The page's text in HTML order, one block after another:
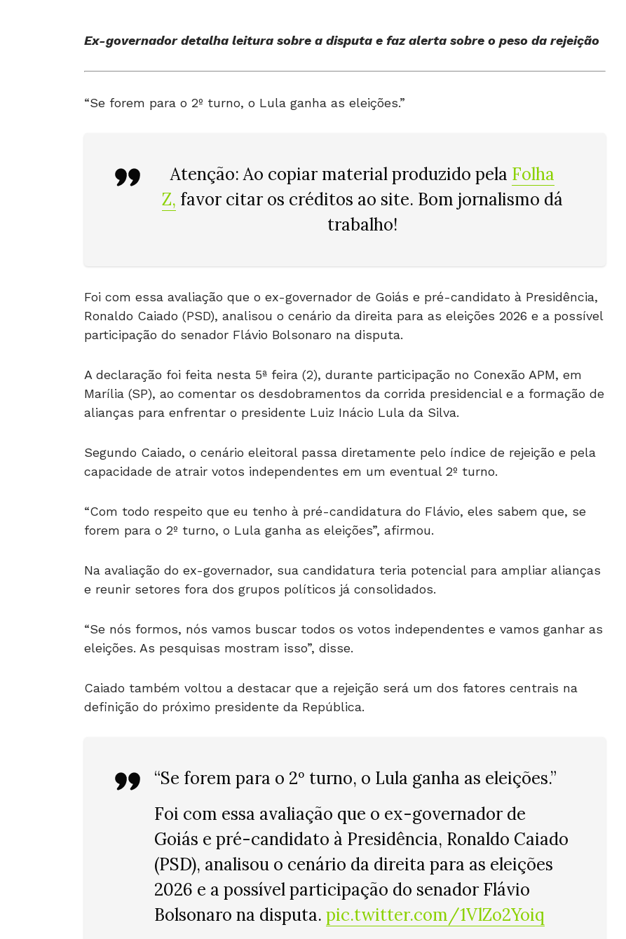
Ex-governador detalha leitura sobre a disputa e faz alerta sobre o peso da rejeição
“Se forem para o 2º turno, o Lula ganha as eleições.”
Atenção: Ao copiar material produzido pela Folha
Z, favor citar os créditos ao site. Bom jornalismo dá
trabalho!
Foi com essa avaliação que o ex-governador de Goiás e pré-candidato à Presidência,
Ronaldo Caiado (PSD), analisou o cenário da direita para as eleições 2026 e a possível
participação do senador Flávio Bolsonaro na disputa.
A declaração foi feita nesta 5ª feira (2), durante participação no Conexão APM, em
Marília (SP), ao comentar os desdobramentos da corrida presidencial e a formação de
alianças para enfrentar o presidente Luiz Inácio Lula da Silva.
Segundo Caiado, o cenário eleitoral passa diretamente pelo índice de rejeição e pela
capacidade de atrair votos independentes em um eventual 2º turno.
“Com todo respeito que eu tenho à pré-candidatura do Flávio, eles sabem que, se
forem para o 2º turno, o Lula ganha as eleições”, afirmou.
Na avaliação do ex-governador, sua candidatura teria potencial para ampliar alianças
e reunir setores fora dos grupos políticos já consolidados.
“Se nós formos, nós vamos buscar todos os votos independentes e vamos ganhar as
eleições. As pesquisas mostram isso”, disse.
Caiado também voltou a destacar que a rejeição será um dos fatores centrais na
definição do próximo presidente da República.
“Se forem para o 2º turno, o Lula ganha as eleições.”
Foi com essa avaliação que o ex-governador de
Goiás e pré-candidato à Presidência, Ronaldo Caiado
(PSD), analisou o cenário da direita para as eleições
2026 e a possível participação do senador Flávio
Bolsonaro na disputa. pic.twitter.com/1VlZo2Yoiq